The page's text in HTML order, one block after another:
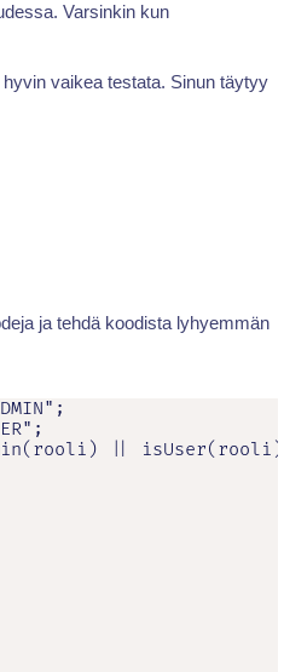
Varsinkin kun
vaikea testata. Sinun täytyy
ja tehdä koodista lyhyemmän
|| isUser(rooli);